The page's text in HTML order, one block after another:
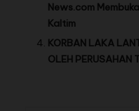
News.com
Kaltim
KORBAN LAKA
OLEH PERUSAHAN